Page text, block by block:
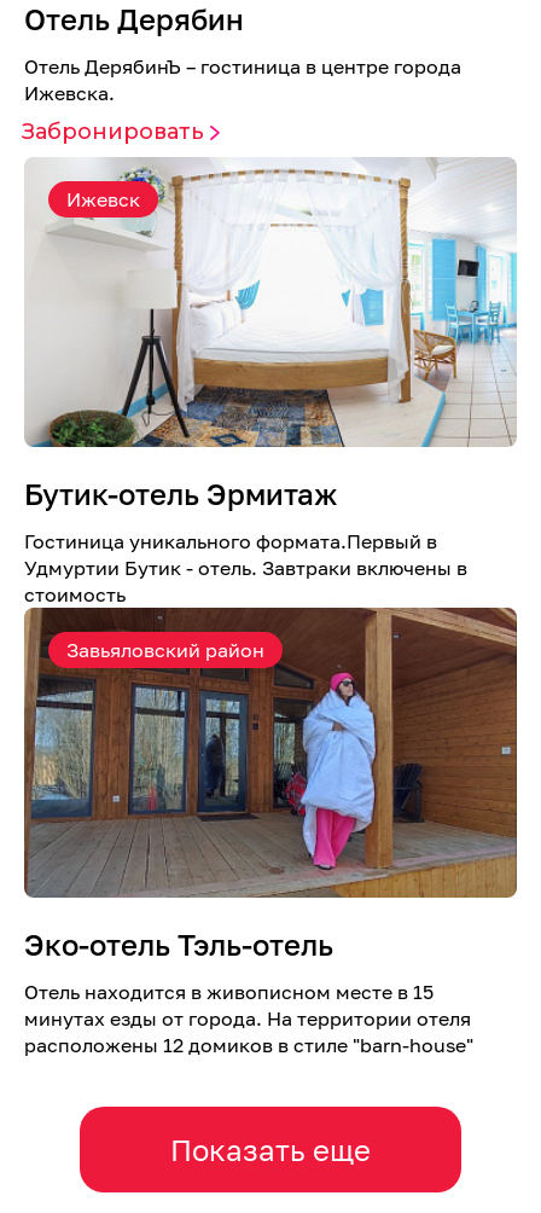
Отель Дерябин
Отель ДерябинЪ – гостиница в центре города
Ижевска.
Забронировать
Ижевск
Бутик-отель Эрмитаж
Гостиница уникального формата.Первый в
Удмуртии Бутик - отель. Завтраки включены в
стоимость
Завьяловский район
Эко-отель Тэль-отель
Отель находится в живописном месте в 15
минутах езды от города. На территории отеля
расположены 12 домиков в стиле "barn-house"
Показать еще